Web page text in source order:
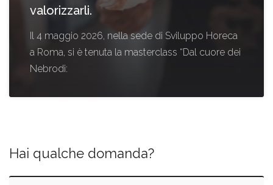
valorizzarli.
Il 4 maggio 2026, nella sede di Sviluppo Horeca
a Roma, si è tenuta la masterclass “Dal cuore dei
Nebrodi:
Hai qualche domanda?